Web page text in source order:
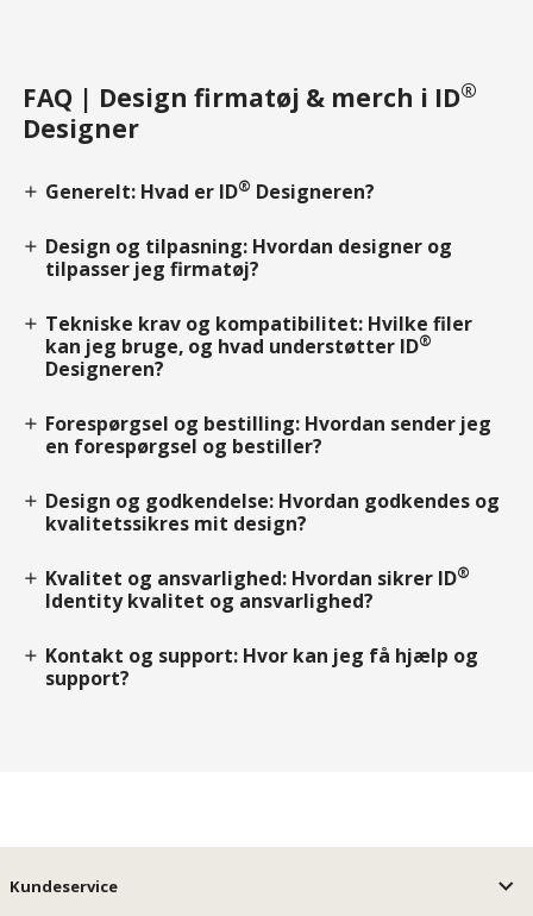
FAQ | Design firmatøj & merch i ID®
Designer
add Generelt: Hvad er ID® Designeren?
add Design og tilpasning: Hvordan designer og
tilpasser jeg firmatøj?
add Tekniske krav og kompatibilitet: Hvilke filer
kan jeg bruge, og hvad understøtter ID®
Designeren?
add Forespørgsel og bestilling: Hvordan sender jeg
en forespørgsel og bestiller?
add Design og godkendelse: Hvordan godkendes og
kvalitetssikres mit design?
add Kvalitet og ansvarlighed: Hvordan sikrer ID®
Identity kvalitet og ansvarlighed?
add Kontakt og support: Hvor kan jeg få hjælp og
support?
Kundeservice